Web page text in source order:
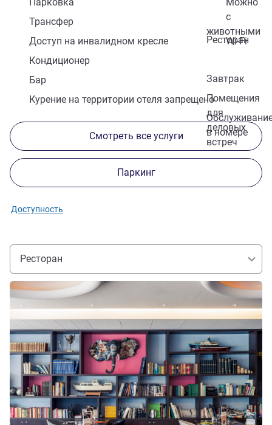
Парковка
Можно
с
животными
Трансфер
Ресторан
Доступ на инвалидном кресле
Wi-Fi
Кондиционер
Завтрак
Бар
Помещения
для
деловых
встреч
Курение на территории отеля запрещено
в номере
Смотреть все услуги
Паркинг
Доступность
Ресторан
Подробная информация